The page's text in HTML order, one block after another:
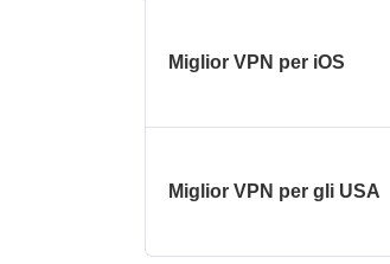
Miglior VPN per iOS
Miglior VPN per gli USA